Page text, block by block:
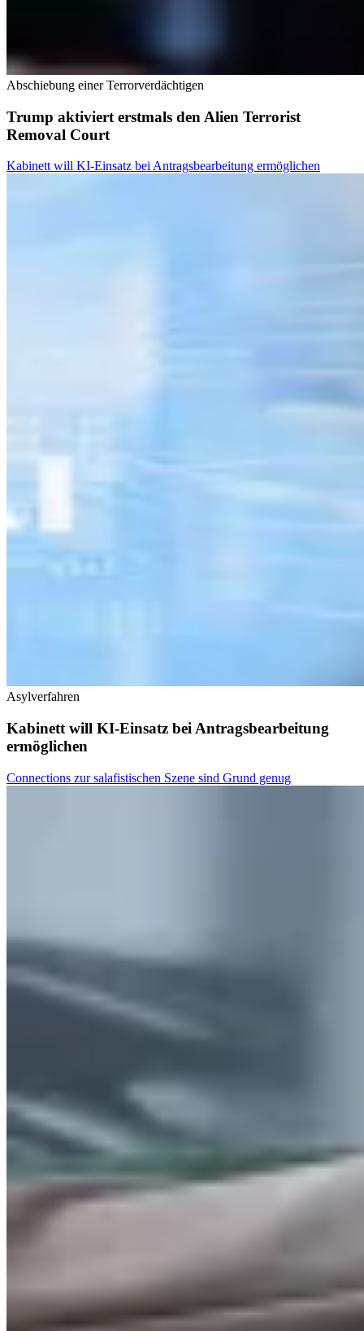
Abschiebung einer Terrorverdächtigen
Trump aktiviert erstmals den Alien Terrorist
Removal Court
Kabinett will KI-Einsatz bei Antragsbearbeitung ermöglichen
Asylverfahren
Kabinett will KI-Einsatz bei Antragsbearbeitung
ermöglichen
Connections zur salafistischen Szene sind Grund genug